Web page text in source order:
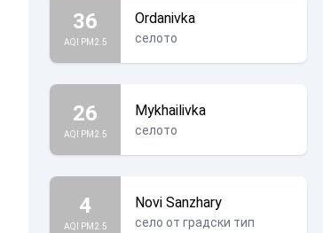
36
AQI PM2.5
Ordanivka
селото
26
AQI PM2.5
Mykhailivka
селото
4
AQI PM2.5
Novi Sanzhary
село от градски тип